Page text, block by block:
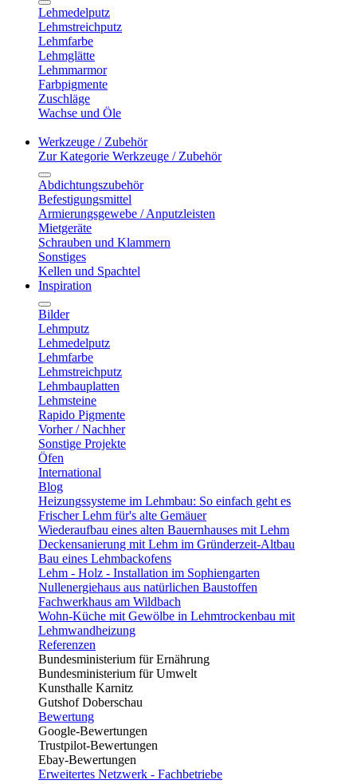
Lehmedelputz
Lehmstreichputz
Lehmfarbe
Lehmglätte
Lehmmarmor
Farbpigmente
Zuschläge
Wachse und Öle
Werkzeuge / Zubehör
Zur Kategorie Werkzeuge / Zubehör
Abdichtungszubehör
Befestigungsmittel
Armierungsgewebe / Anputzleisten
Mietgeräte
Schrauben und Klammern
Sonstiges
Kellen und Spachtel
Inspiration
Bilder
Lehmputz
Lehmedelputz
Lehmfarbe
Lehmstreichputz
Lehmbauplatten
Lehmsteine
Rapido Pigmente
Vorher / Nachher
Sonstige Projekte
Öfen
International
Blog
Heizungssysteme im Lehmbau: So einfach geht es
Frischer Lehm für's alte Gemäuer
Wiederaufbau eines alten Bauernhauses mit Lehm
Deckensanierung mit Lehm im Gründerzeit-Altbau
Bau eines Lehmbackofens
Lehm - Holz - Installation im Sophiengarten
Nullenergiehaus aus natürlichen Baustoffen
Fachwerkhaus am Wildbach
Wohn-Küche mit Gewölbe in Lehmtrockenbau mit
Lehmwandheizung
Referenzen
Bundesministerium für Ernährung
Bundesministerium für Umwelt
Kunsthalle Karnitz
Gutshof Doberschau
Bewertung
Google-Bewertungen
Trustpilot-Bewertungen
Ebay-Bewertungen
Erweitertes Netzwerk - Fachbetriebe